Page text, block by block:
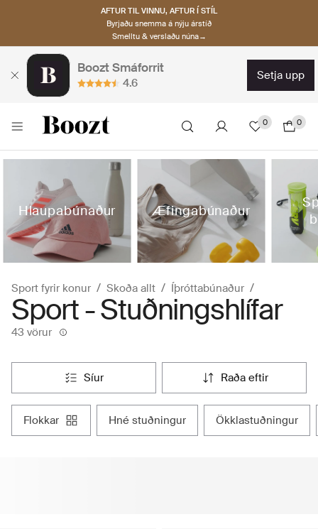
AFTUR TIL VINNU, AFTUR Í STÍL
Byrjaðu snemma á nýju árstíð
Smelltu & verslaðu núna→
Boozt Smáforrit
4.6
setja upp
0 0
Hlaupabúnaður Æfingabúnaður
Sport fyrir konur Skoða allt Íþróttabúnaður
Sport - Stuðningshlífar
43 vörur
síur raða eftir
flokkar hné stuðningur ökklastuðningur